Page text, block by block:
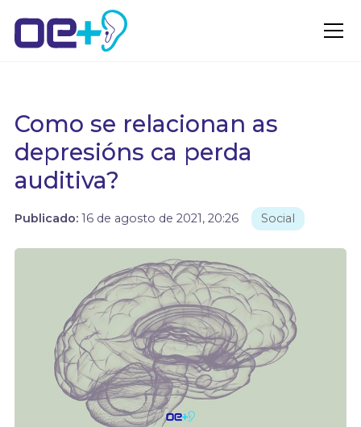
Como se relacionan as
depresións ca perda
auditiva?
Publicado: 16 de agosto de 2021, 20:26 Social